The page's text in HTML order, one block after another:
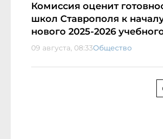
Комиссия оценит
школ Ставрополя к
нового 2025-2026
09 августа, 08:33Общество